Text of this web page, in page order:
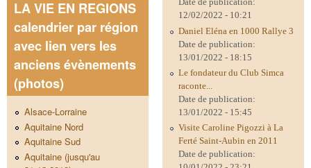
LA VIE EN REGIONS
calendrier par région
avec lien vers les
anciens évènements
(photos)
Alsace-Lorraine
Aquitaine Nord
Aquitaine Sud
Aquitaine (jusqu'au
12/02/2022 - 10:21
Daniel Eléna en 1000 Rallye 3
Date de publication:
13/01/2022 - 18:15
Le fondateur du Club Simca
raconte...
Date de publication:
13/01/2022 - 15:45
Visite Caroline Pigozzi à La
Ferté Saint-Aubin en 2011
Date de publication: